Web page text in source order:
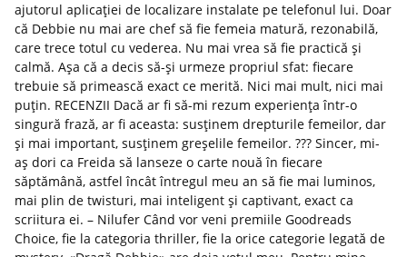
ajutorul aplicației de localizare instalate pe telefonul lui. Doar
că Debbie nu mai are chef să fie femeia matură, rezonabilă,
care trece totul cu vederea. Nu mai vrea să fie practică și
calmă. Așa că a decis să-și urmeze propriul sfat: fiecare
trebuie să primească exact ce merită. Nici mai mult, nici mai
puțin. RECENZII Dacă ar fi să-mi rezum experiența într-o
singură frază, ar fi aceasta: susținem drepturile femeilor, dar
și mai important, susținem greșelile femeilor. ??? Sincer, mi-
aș dori ca Freida să lanseze o carte nouă în fiecare
săptămână, astfel încât întregul meu an să fie mai luminos,
mai plin de twisturi, mai inteligent și captivant, exact ca
scriitura ei. – Nilufer Când vor veni premiile Goodreads
Choice, fie la categoria thriller, fie la orice categorie legată de